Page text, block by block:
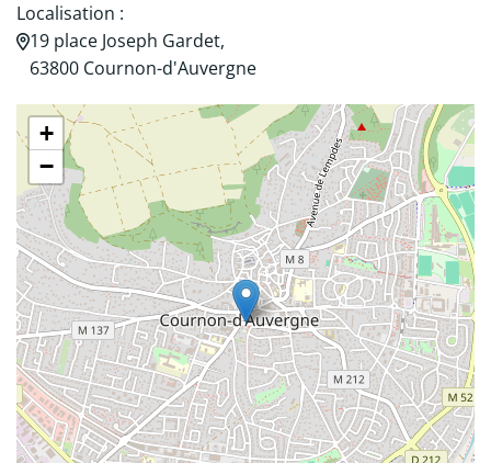
Localisation :
19 place Joseph Gardet,
63800 Cournon-d'Auvergne
+
−